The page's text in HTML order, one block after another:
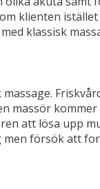
klienten
klassisk
massör
att lösa upp
försök att